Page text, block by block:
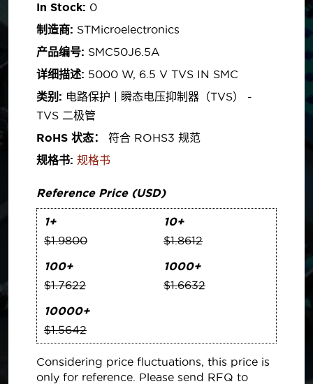
In Stock: 0
制造商: STMicroelectronics
产品编号: SMC50J6.5A
详细描述: 5000 W, 6.5 V TVS IN SMC
类别: 电路保护 | 瞬态电压抑制器（TVS） -
TVS 二极管
RoHS 状态：
符合 ROHS3 规范
规格书: 规格书
Reference Price (USD)
1+
$1.9800
10+
$1.8612
100+
$1.7622
1000+
$1.6632
10000+
$1.5642
Considering price fluctuations, this price is
only for reference. Please send RFQ to